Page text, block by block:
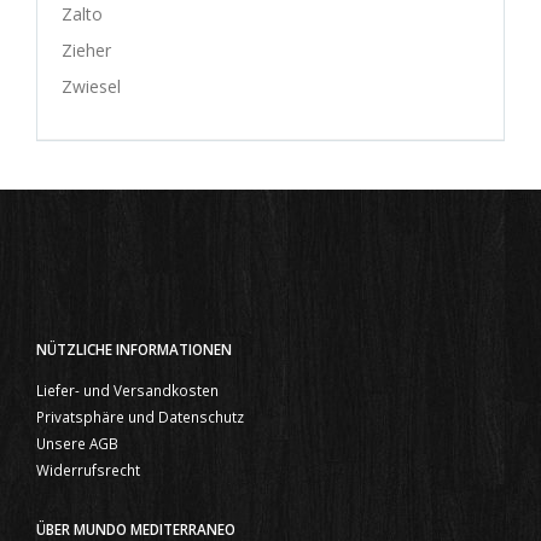
Zalto
Zieher
Zwiesel
NÜTZLICHE INFORMATIONEN
Liefer- und Versandkosten
Privatsphäre und Datenschutz
Unsere AGB
Widerrufsrecht
ÜBER MUNDO MEDITERRANEO